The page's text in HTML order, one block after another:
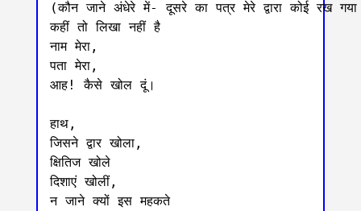
(कौन जाने अंधेरे में- दूसरे का पत्र मेरे द्वारा कोई रख
कहीं तो लिखा नहीं है
नाम मेरा,
पता मेरा,
आह! कैसे खोल दूं।
हाथ,
जिसने द्वार खोला,
क्षितिज खोले
दिशाएं खोलीं,
न जाने क्यों इस महकते